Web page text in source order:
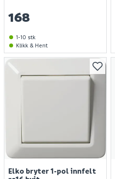
168
1-10 stk
Klikk & Hent
Elko bryter 1-pol innfelt